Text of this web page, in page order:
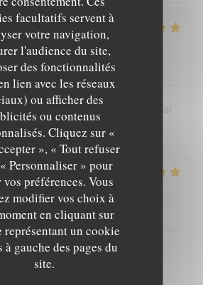
facultatifs servent à
votre navigation,
l'audience du site,
des fonctionnalités
lien avec les réseaux
ou afficher des
ou contenus
Cliquez sur «
», « Tout refuser
Personnaliser » pour
vos préférences. Vous
modifier vos choix à
en cliquant sur
représentant un cookie
à gauche des pages du
site.
3
Cuisine 5/5 Qualité / Prix
et du changement dans le respect du goût
2
:5/5 Cuisine 5/5 Qualité / Prix
est une superbe idée ! La qualité au
!